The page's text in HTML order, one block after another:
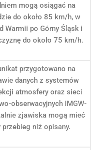
mogą osiągać na
do około 85 km/h, w
Warmii po Górny Śląsk i
do około 75 km/h.
przygotowano na
danych z systemów
atmosfery oraz sieci
obserwacyjnych IMGW-
zjawiska mogą mieć
przebieg niż opisany.